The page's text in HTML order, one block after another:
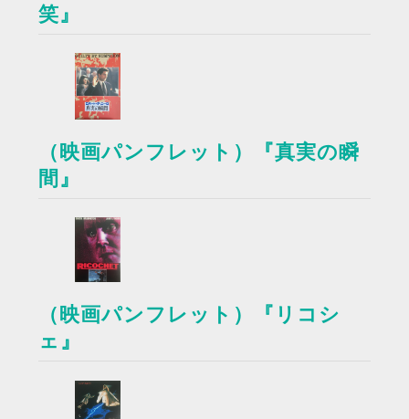
笑』
（映画パンフレット）『真実の瞬
間』
（映画パンフレット）『リコシ
ェ』